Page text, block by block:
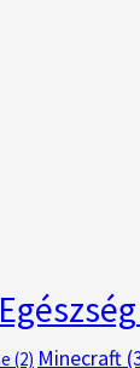
Egészség
(2) Minecraft